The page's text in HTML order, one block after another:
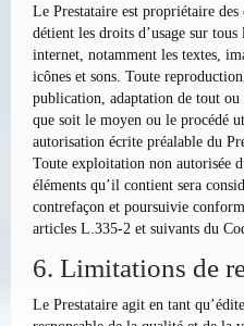
Le Prestataire est propriétaire
détient les droits d’usage sur tous
internet, notamment les textes,
icônes et sons. Toute
publication, adaptation de tout
que soit le moyen ou le procédé
autorisation écrite préalable du
Toute exploitation non autorisée
éléments qu’il contient sera
contrefaçon et poursuivie
articles L.335-2 et suivants du
6. Limitations de
Le Prestataire agit en tant